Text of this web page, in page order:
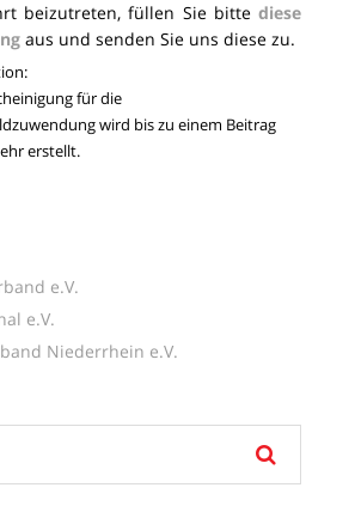
beizutreten, füllen Sie bitte diese
aus und senden Sie uns diese zu.
für die
wird bis zu einem Beitrag
erstellt.
e.V.
e.V.
Niederrhein e.V.